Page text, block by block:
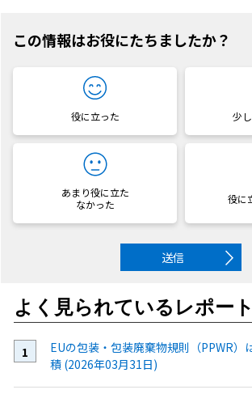
この情報はお役にたちましたか？
役に立った 少
あまり役に立た
なかった
役に
送信
よく見られているレポート
EUの包装・包装廃棄物規則（PPWR）
積 (2026年03月31日)